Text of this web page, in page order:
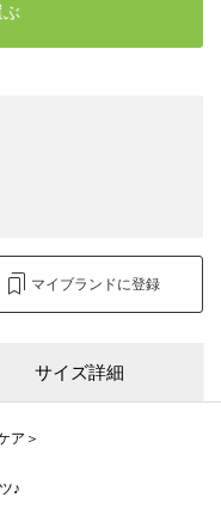
マイブランドに登録
サイズ詳細
ア＞
♪